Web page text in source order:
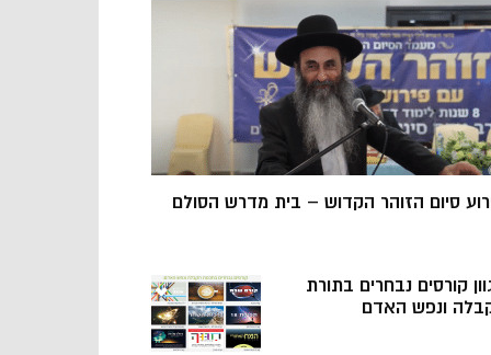
סיום הזוהר הקדוש – בית מדרש הסולם
קורסים נבחרים בתורת
ונפש האדם